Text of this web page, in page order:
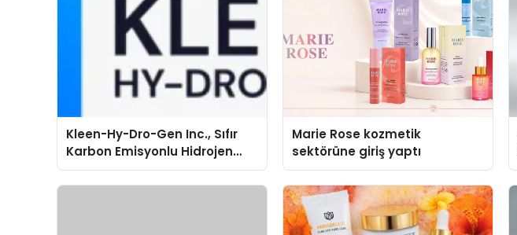
Kleen-Hy-Dro-Gen Inc., Sıfır
Karbon Emisyonlu Hidrojen
Isıtma Teknolojisinde ISO ve
TSSA Düzenleyici Onaylarını
Marie Rose kozmetik
sektörüne giriş yaptı